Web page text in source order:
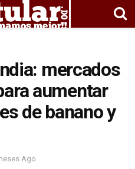
mercados
aumentar
de banano y
Ago